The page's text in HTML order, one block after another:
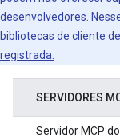
desenvolvedores.
bibliotecas de cliente
registrada.
SERVIDORES
Servidor MCP do